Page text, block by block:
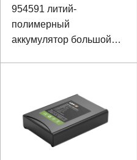
954591 литий-
полимерный
аккумулятор большой